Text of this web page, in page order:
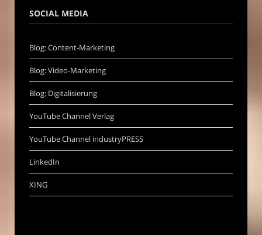
SOCIAL MEDIA
Blog: Content-Marketing
Blog: Video-Marketing
Blog: Digitalisierung
YouTube Channel Verlag
YouTube Channel industryPRESS
LinkedIn
XING